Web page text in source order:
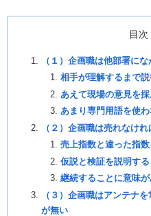
目次
（１）企画職は他部署に
相手が理解するまで
あえて現場の意見を
あまり専門用語を使
（２）企画職は売れなけ
売上指数と違った指
仮説と検証を説明する
継続することに意味が
（３）企画職はアンテナ
が無い